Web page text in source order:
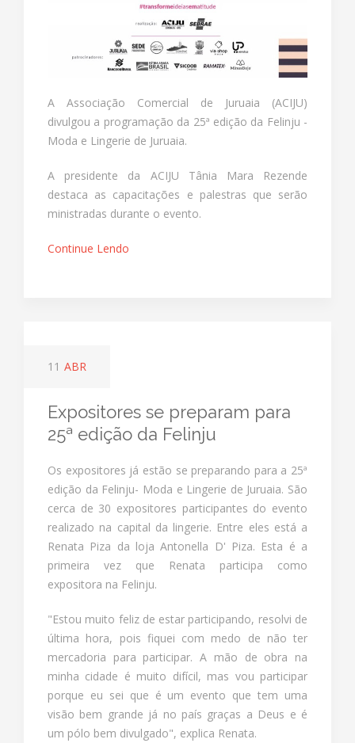
A Associação Comercial de Juruaia (ACIJU)
divulgou a programação da 25ª edição da Felinju -
Moda e Lingerie de Juruaia.
A presidente da ACIJU Tânia Mara Rezende
destaca as capacitações e palestras que serão
ministradas durante o evento.
Continue Lendo
11 ABR
Expositores se preparam para
25ª edição da Felinju
Os expositores já estão se preparando para a 25ª
edição da Felinju- Moda e Lingerie de Juruaia. São
cerca de 30 expositores participantes do evento
realizado na capital da lingerie. Entre eles está a
Renata Piza da loja Antonella D' Piza. Esta é a
primeira vez que Renata participa como
expositora na Felinju.
"Estou muito feliz de estar participando, resolvi de
última hora, pois fiquei com medo de não ter
mercadoria para participar. A mão de obra na
minha cidade é muito difícil, mas vou participar
porque eu sei que é um evento que tem uma
visão bem grande já no país graças a Deus e é
um pólo bem divulgado", explica Renata.